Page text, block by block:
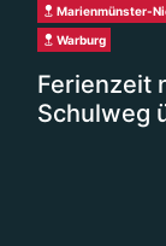
Marienmünster-
Warburg
Ferienzeit
Schulweg